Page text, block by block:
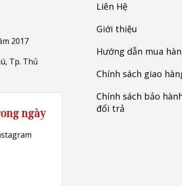
2017
Tp. Thủ
ngày
Liên Hệ
Giới thiệu
Hướng dẫn mua
Chính sách giao
Chính sách bảo
đổi trả